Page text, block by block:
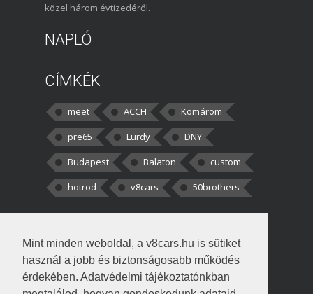
Mint minden weboldal, a v8cars.hu is sütiket
használ a jobb és biztonságosabb működés
érdekében. Adatvédelmi tájékoztatónkban
közel három évtizedéről.
NAPLÓ
CÍMKÉK
meet ACCH
Komárom
pre65
Lurdy
DNY
Budapest
Balaton
custom
hotrod
v8cars 50brothers
kortisz:Elszúrtam! Én csak két
darabbaal számoltam. Nem tudtam, hogy fél autót,